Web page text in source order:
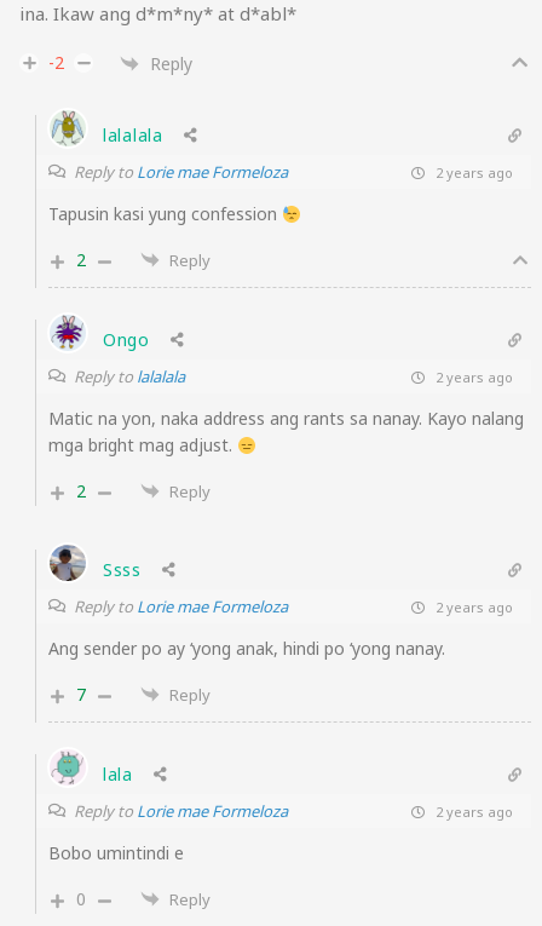
ina. Ikaw ang d*m*ny* at d*abl*
-2 Reply
lalalala
Reply to Lorie mae Formeloza 2 years ago
Tapusin kasi yung confession
2
Reply
Ongo
Reply to lalalala 2 years ago
Matic na yon, naka address ang rants sa nanay. Kayo nalang
mga bright mag adjust.
2
Reply
Ssss
Reply to Lorie mae Formeloza 2 years ago
Ang sender po ay ‘yong anak, hindi po ‘yong nanay.
7
Reply
lala
Reply to Lorie mae Formeloza 2 years ago
Bobo umintindi e
0
Reply